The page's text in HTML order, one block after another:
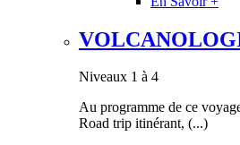
Niveaux 1 à 4
Au programme de ce
Road trip itinérant, (...)